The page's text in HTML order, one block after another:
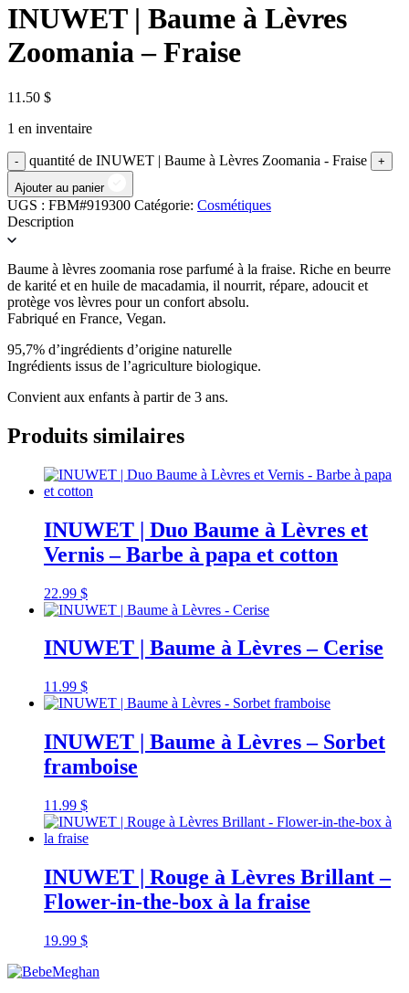
INUWET | Baume à Lèvres
Zoomania – Fraise
11.50 $
1 en inventaire
quantité de INUWET | Baume à Lèvres Zoomania - Fraise
Ajouter au panier
UGS : FBM#919300 Catégorie: Cosmétiques
Description
Baume à lèvres zoomania rose parfumé à la fraise. Riche en beurre
de karité et en huile de macadamia, il nourrit, répare, adoucit et
protège vos lèvres pour un confort absolu.
Fabriqué en France, Vegan.
95,7% d’ingrédients d’origine naturelle
Ingrédients issus de l’agriculture biologique.
Convient aux enfants à partir de 3 ans.
Produits similaires
INUWET | Duo Baume à Lèvres et
Vernis – Barbe à papa et cotton
22.99 $
INUWET | Baume à Lèvres – Cerise
11.99 $
INUWET | Baume à Lèvres – Sorbet
framboise
11.99 $
INUWET | Rouge à Lèvres Brillant –
Flower-in-the-box à la fraise
19.99 $